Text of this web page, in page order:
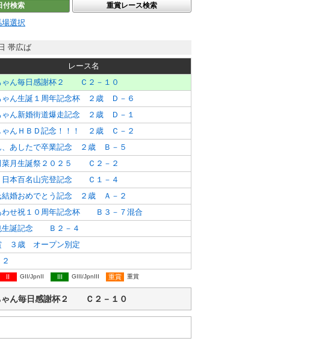
付検索 重賞レース検索
場選択
帯広ば
レース名
ゃん毎日感謝杯２ Ｃ２－１０
ゃん生誕１周年記念杯 ２歳 Ｄ－６
ゃん新婚街道爆走記念 ２歳 Ｄ－１
ゃんＨＢＤ記念！！！ ２歳 Ｃ－２
、あしたで卒業記念 ２歳 Ｂ－５
菜月生誕祭２０２５ Ｃ２－２
本百名山完登記念 Ｃ１－４
結婚おめでとう記念 ２歳 Ａ－２
わせ祝１０周年記念杯 Ｂ３－７混合
生誕記念 Ｂ２－４
３歳 オープン別定
II GII/JpnII III GIII/JpnIII 重賞 重賞
ゃん毎日感謝杯２ Ｃ２－１０